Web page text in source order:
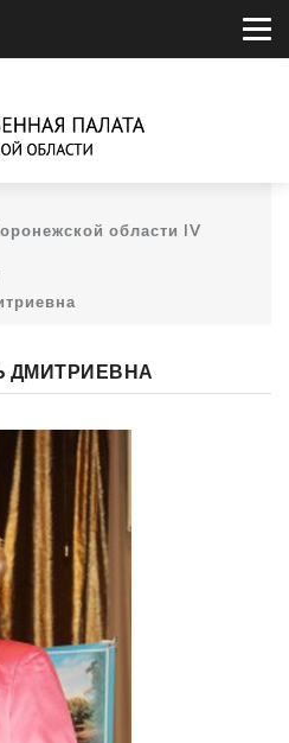
области IV
ДМИТРИЕВНА